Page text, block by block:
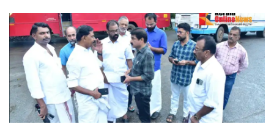
മില്ലിമീറ്റർ മഴ ആ സമയം സംസ്ഥാനത്ത